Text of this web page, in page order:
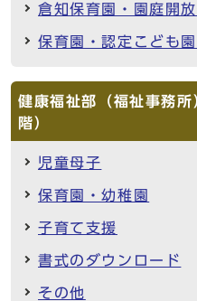
倉知保育園・園庭開
保育園・認定こども
健康福祉部（福祉事務
階）
児童母子
保育園・幼稚園
子育て支援
書式のダウンロード
その他